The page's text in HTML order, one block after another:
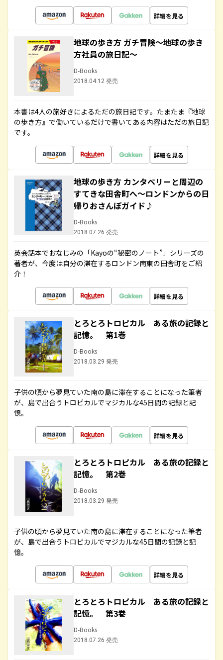
詳細を見る
地球の歩き方 ガチ冒険～地球の歩き
方社員の旅日記～
D-Books
2018.04.12 発売
本書は4人の旅好きによるただの旅日記です。たまたま『地球
の歩き方』で働いているだけで書いてある内容はただの旅日記
です。
詳細を見る
地球の歩き方 カンタベリーと周辺の
すてきな田舎町へ～ロンドンからの日
帰りおさんぽガイド♪
D-Books
2018.07.26 発売
英会話本でおなじみの「Kayoの“秘密のノート”」シリーズの
著者が、今度は自分の滞在するロンドン南東の田舎町をご紹
介！
詳細を見る
とろとろトロピカル ある旅の記録と
記憶。 第1巻
D-Books
2018.03.29 発売
子供の頃から夢見ていた南の島に滞在することになった筆者
が、島で出合うトロピカルでマジカルな45日間の記録と記
憶。
詳細を見る
とろとろトロピカル ある旅の記録と
記憶。 第2巻
D-Books
2018.03.29 発売
子供の頃から夢見ていた南の島に滞在することになった筆者
が、島で出合うトロピカルでマジカルな45日間の記録と記
憶。
詳細を見る
とろとろトロピカル ある旅の記録と
記憶。 第3巻
D-Books
2018.07.26 発売